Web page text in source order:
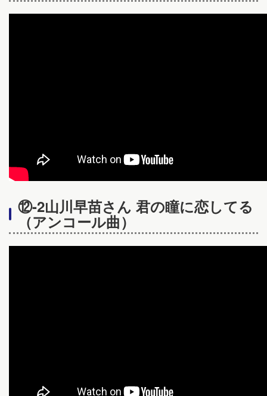
⑫-2山川早苗さん 君の瞳に恋してる
（アンコール曲）